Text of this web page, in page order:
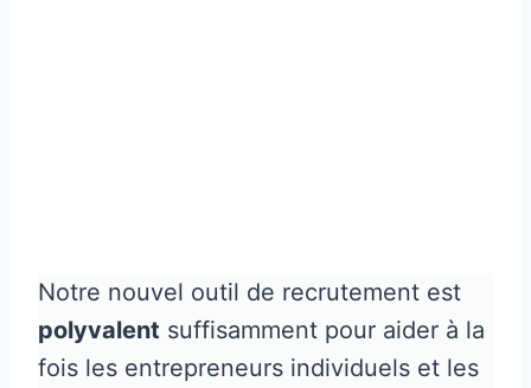
Notre nouvel outil de recrutement est
polyvalent suffisamment pour aider à la
fois les entrepreneurs individuels et les